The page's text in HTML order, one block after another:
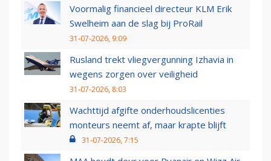
Voormalig financieel directeur KLM Erik
Swelheim aan de slag bij ProRail
31-07-2026, 9:09
Rusland trekt vliegvergunning Izhavia in
wegens zorgen over veiligheid
31-07-2026, 8:03
Wachttijd afgifte onderhoudslicenties
monteurs neemt af, maar krapte blijft
31-07-2026, 7:15